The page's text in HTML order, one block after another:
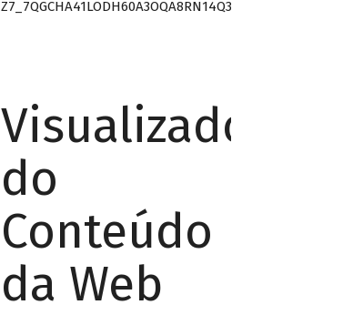
Z7_7QGCHA41LODH60A3OQA8RN14Q3
Visualizador
do
Conteúdo
da Web